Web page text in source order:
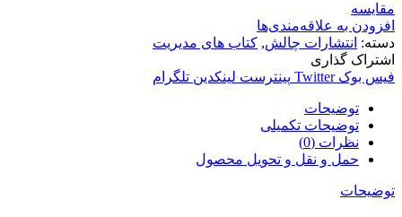
مقایسه
افزودن به علاقه‌مندی‌ها
دسته: انتشارات چالش, کتاب های مدیریت
اشتراک گذاری
فیس بوک Twitter پینترست لینکدین تلگرام
توضیحات
توضیحات تکمیلی
نظرات (0)
حمل و نقل و تحویل محصول
توضیحات